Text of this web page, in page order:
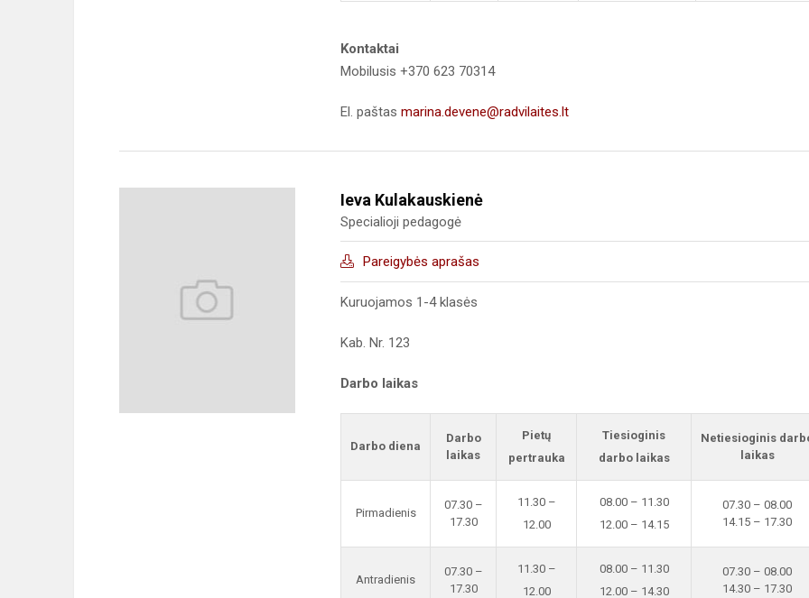
Kontaktai
Mobilusis +370 623 70314
El. paštas marina.devene@radvilaites.lt
Ieva Kulakauskienė
Specialioji pedagogė
Pareigybės aprašas
Kuruojamos 1-4 klasės
Kab. Nr. 123
Darbo laikas
Darbo diena
Darbo
laikas
Pietų
pertrauka
Tiesioginis
darbo laikas
Netiesioginis
laikas
Pirmadienis
07.30 –
17.30
11.30 –
12.00
08.00 – 11.30
12.00 – 14.15
07.30 – 08.00
14.15 – 17.30
Antradienis
07.30 –
17.30
11.30 –
12.00
08.00 – 11.30
12.00 – 14.30
07.30 – 08.00
14.30 – 17.30